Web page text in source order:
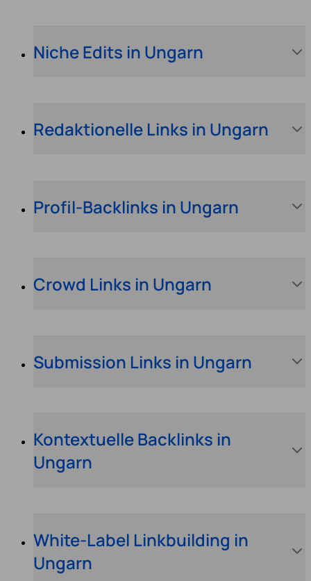
Niche Edits in Ungarn
Redaktionelle Links in Ungarn
Profil-Backlinks in Ungarn
Crowd Links in Ungarn
Submission Links in Ungarn
Kontextuelle Backlinks in
Ungarn
White-Label Linkbuilding in
Ungarn